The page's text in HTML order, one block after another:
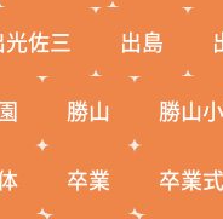
光佐三 出島
勝山 勝山
卒業 卒業式